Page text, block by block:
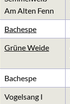
Am Alten Fenn
Bachespe
Grüne Weide
Bachespe
Vogelsang I